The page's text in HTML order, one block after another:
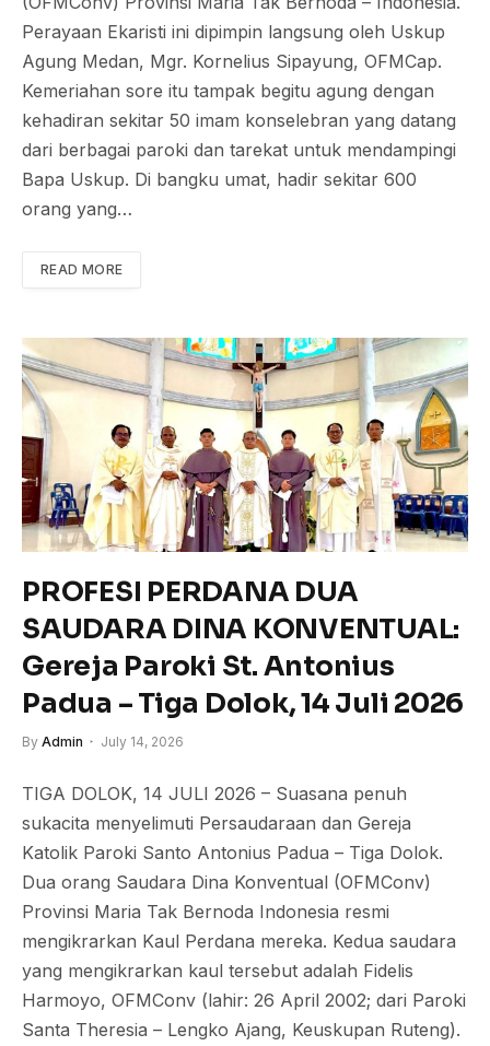
Perayaan Ekaristi ini dipimpin langsung oleh Uskup
Agung Medan, Mgr. Kornelius Sipayung, OFMCap.
Kemeriahan sore itu tampak begitu agung dengan
kehadiran sekitar 50 imam konselebran yang datang
dari berbagai paroki dan tarekat untuk mendampingi
Bapa Uskup. Di bangku umat, hadir sekitar 600
orang yang…
READ MORE
PROFESI PERDANA DUA
SAUDARA DINA KONVENTUAL:
Gereja Paroki St. Antonius
Padua – Tiga Dolok, 14 Juli 2026
By Admin July 14, 2026
TIGA DOLOK, 14 JULI 2026 – Suasana penuh
sukacita menyelimuti Persaudaraan dan Gereja
Katolik Paroki Santo Antonius Padua – Tiga Dolok.
Dua orang Saudara Dina Konventual (OFMConv)
Provinsi Maria Tak Bernoda Indonesia resmi
mengikrarkan Kaul Perdana mereka. Kedua saudara
yang mengikrarkan kaul tersebut adalah Fidelis
Harmoyo, OFMConv (lahir: 26 April 2002; dari Paroki
Santa Theresia – Lengko Ajang, Keuskupan Ruteng).